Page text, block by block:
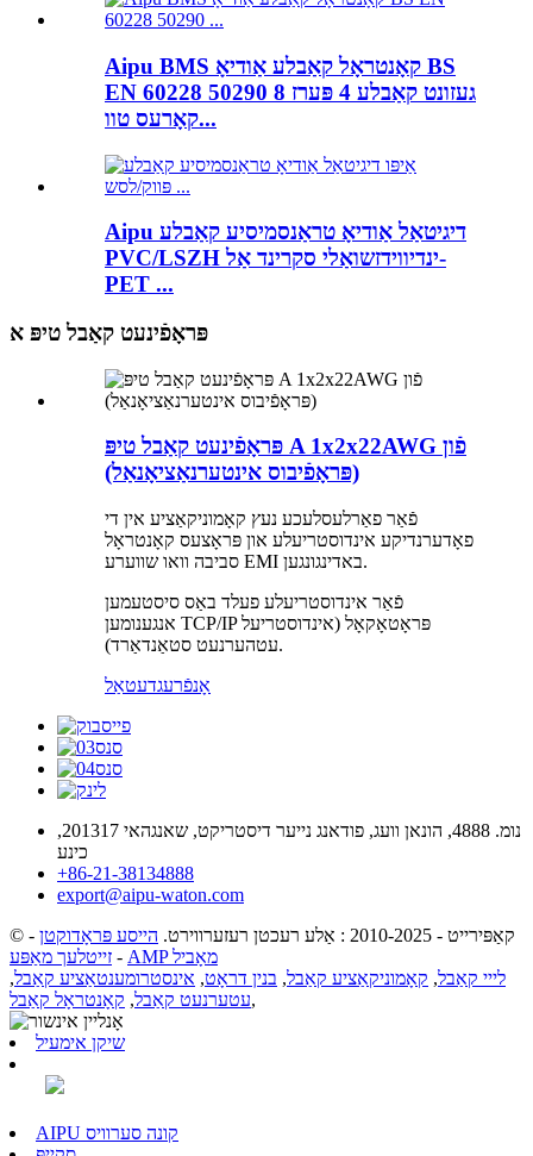
Aipu BMS קאָנטראָל קאַבלע אַודיאָ BS
EN 60228 50290 געזונט קאַבלע 4 פּערז 8
קאָרעס טוו...
Aipu דיגיטאַל אַודיאָ טראַנסמיסיע קאַבלע
PVC/LSZH ינדיווידזשואַלי סקרינד אַל-
PET ...
פּראָפֿינעט קאַבל טיפּ א
פּראָפֿינעט קאַבל טיפּ A 1x2x22AWG פֿון
(פּראָפֿיבוס אינטערנאַציאָנאַל)
פֿאַר פאַרלעסלעכע נעץ קאָמוניקאַציע אין די
פאָדערנדיקע אינדוסטריעלע און פּראָצעס קאָנטראָל
סביבה וואו שווערע EMI באדינגונגען.
פֿאַר אינדוסטריעלע פעלד באַס סיסטעמען
אנגענומען TCP/IP פּראָטאָקאָל (אינדוסטריעל
עטהערנעט סטאַנדאַרד).
אָנפֿרעגדעטאַל
נומ. 4888, הונאן וועג, פודאנג נייער דיסטריקט, שאנגהאי 201317,
כינע
+86-21-38134888
export@aipu-waton.com
© קאַפּירייט - 2010-2025 : אַלע רעכטן רעזערווירט.
הייסע פּראָדוקטן -
זייטלעך מאַפּע -
AMP מאָביל
לייי קאַבל, קאָמוניקאַציע קאַבל, בנין דראָט, אינסטרומענטאַציע קאַבל,
עטערנעט קאַבל, קאָנטראָל קאַבל ,
שיקן אימעיל
AIPU קונה סערוויס